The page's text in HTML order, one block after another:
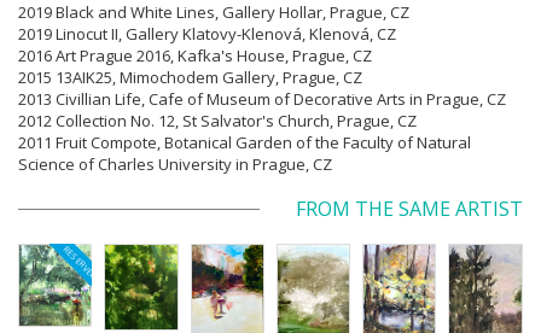
2019 Black and White Lines, Gallery Hollar, Prague,CZ
2019 Linocut II, Gallery Klatovy-Klenová, Klenová,CZ
2016 Art Prague 2016, Kafka's House, Prague, CZ
2015 13AIK25, Mimochodem Gallery, Prague, CZ
2013 Civillian Life, Cafe of Museum of Decorative Arts in Prague, CZ
2012 Collection No. 12, St Salvator's Church, Prague, CZ
2011 Fruit Compote, Botanical Garden of the Faculty of Natural
Science of Charles University in Prague, CZ
FROM THE SAME ARTIST
RESERVED